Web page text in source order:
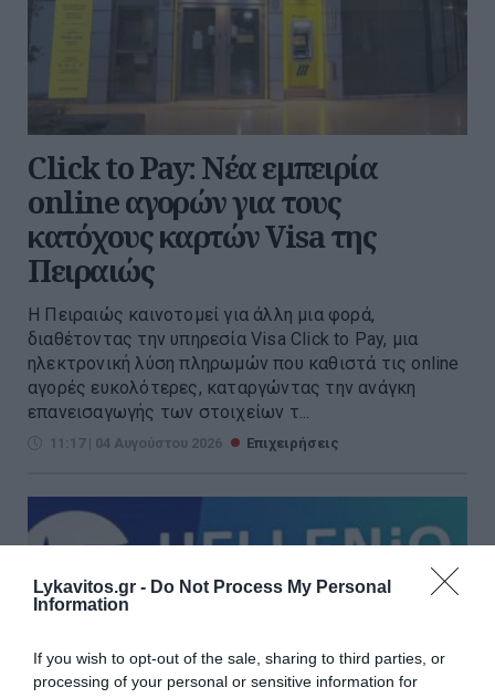
Lykavitos.gr - Do Not Process My Personal
Information
If you wish to opt-out of the sale, sharing to third parties, or
processing of your personal or sensitive information for
Click to Pay: Nέα εμπειρία
online αγορών για τους
κατόχους καρτών Visa της
Πειραιώς
Η Πειραιώς καινοτομεί για άλλη μια φορά,
διαθέτοντας την υπηρεσία Visa Click to Pay, μια
ηλεκτρονική λύση πληρωμών που καθιστά τις online
αγορές ευκολότερες, καταργώντας την ανάγκη
επανεισαγωγής των στοιχείων τ...
11:17 | 04 Αυγούστου 2026 Επιχειρήσεις